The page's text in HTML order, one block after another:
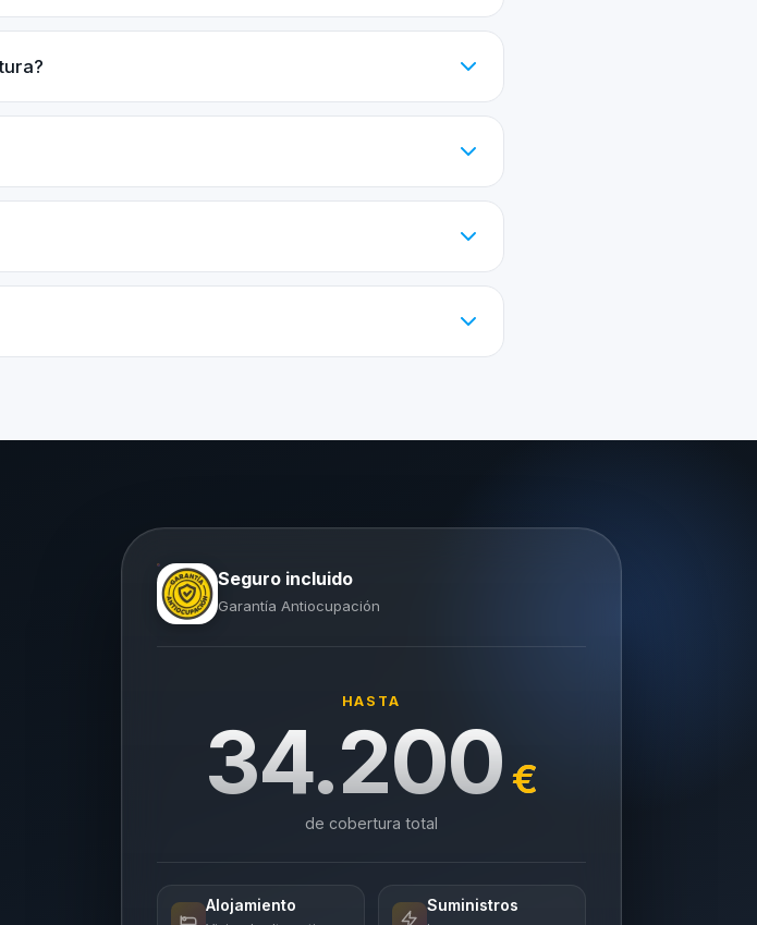
Seguro incluido
Garantía Antiocupación
HASTA
34.200 €
de cobertura total
Alojamiento Suministros